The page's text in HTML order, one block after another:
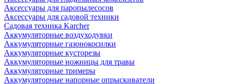
Аксессуары для паропылесосов
Аксессуары для садовой техники
Садовая техника Karcher
Аккумуляторные воздуходувки
Аккумуляторные газонокосилки
Аккумуляторные кусторезы
Аккумуляторные ножницы для травы
Аккумуляторные тримеры
Аккумуляторные напорные опрыскиватели